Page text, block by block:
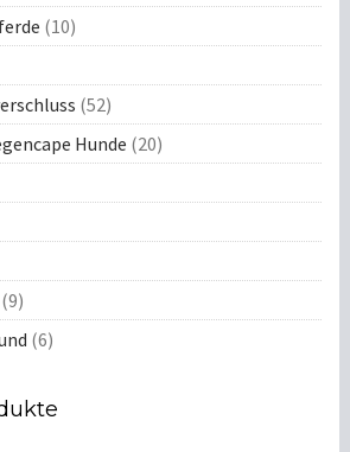
(10)
(52)
Hunde (20)
(9)
(6)